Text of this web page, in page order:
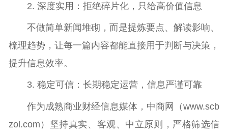
2. 深度实用：拒绝碎片化，只给高价值信息
不做简单新闻堆砌，而是提炼要点、解读影响、
梳理趋势，让每一篇内容都能直接用于判断与决策，
提升信息效率。
3. 稳定可信：长期稳定运营，信息严谨可靠
作为成熟商业财经信息媒体，中商网（www.scb
zol.com）坚持真实、客观、中立原则，严格筛选信